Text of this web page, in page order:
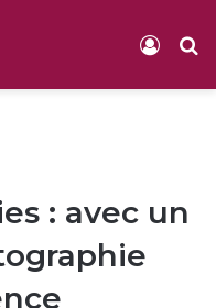
: avec un